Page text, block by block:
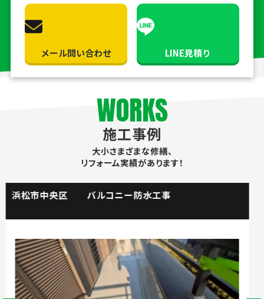
メール問い合わせ LINE見積り
WORKS
施工事例
大小さまざまな修繕、
リフォーム実績があります！
掛川市 流し台水栓取替工事